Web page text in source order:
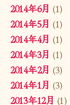
2014年6月 (1)
2014年5月 (1)
2014年4月 (1)
2014年3月 (1)
2014年2月 (3)
2014年1月 (3)
2013年12月 (1)